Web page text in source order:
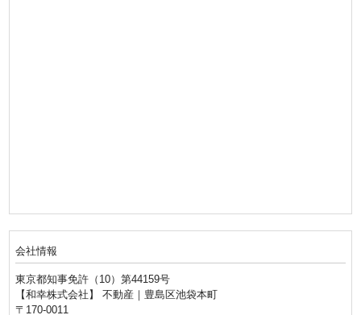
会社情報
東京都知事免許（10）第44159号
【和幸株式会社】 不動産｜豊島区池袋本町
〒170-0011